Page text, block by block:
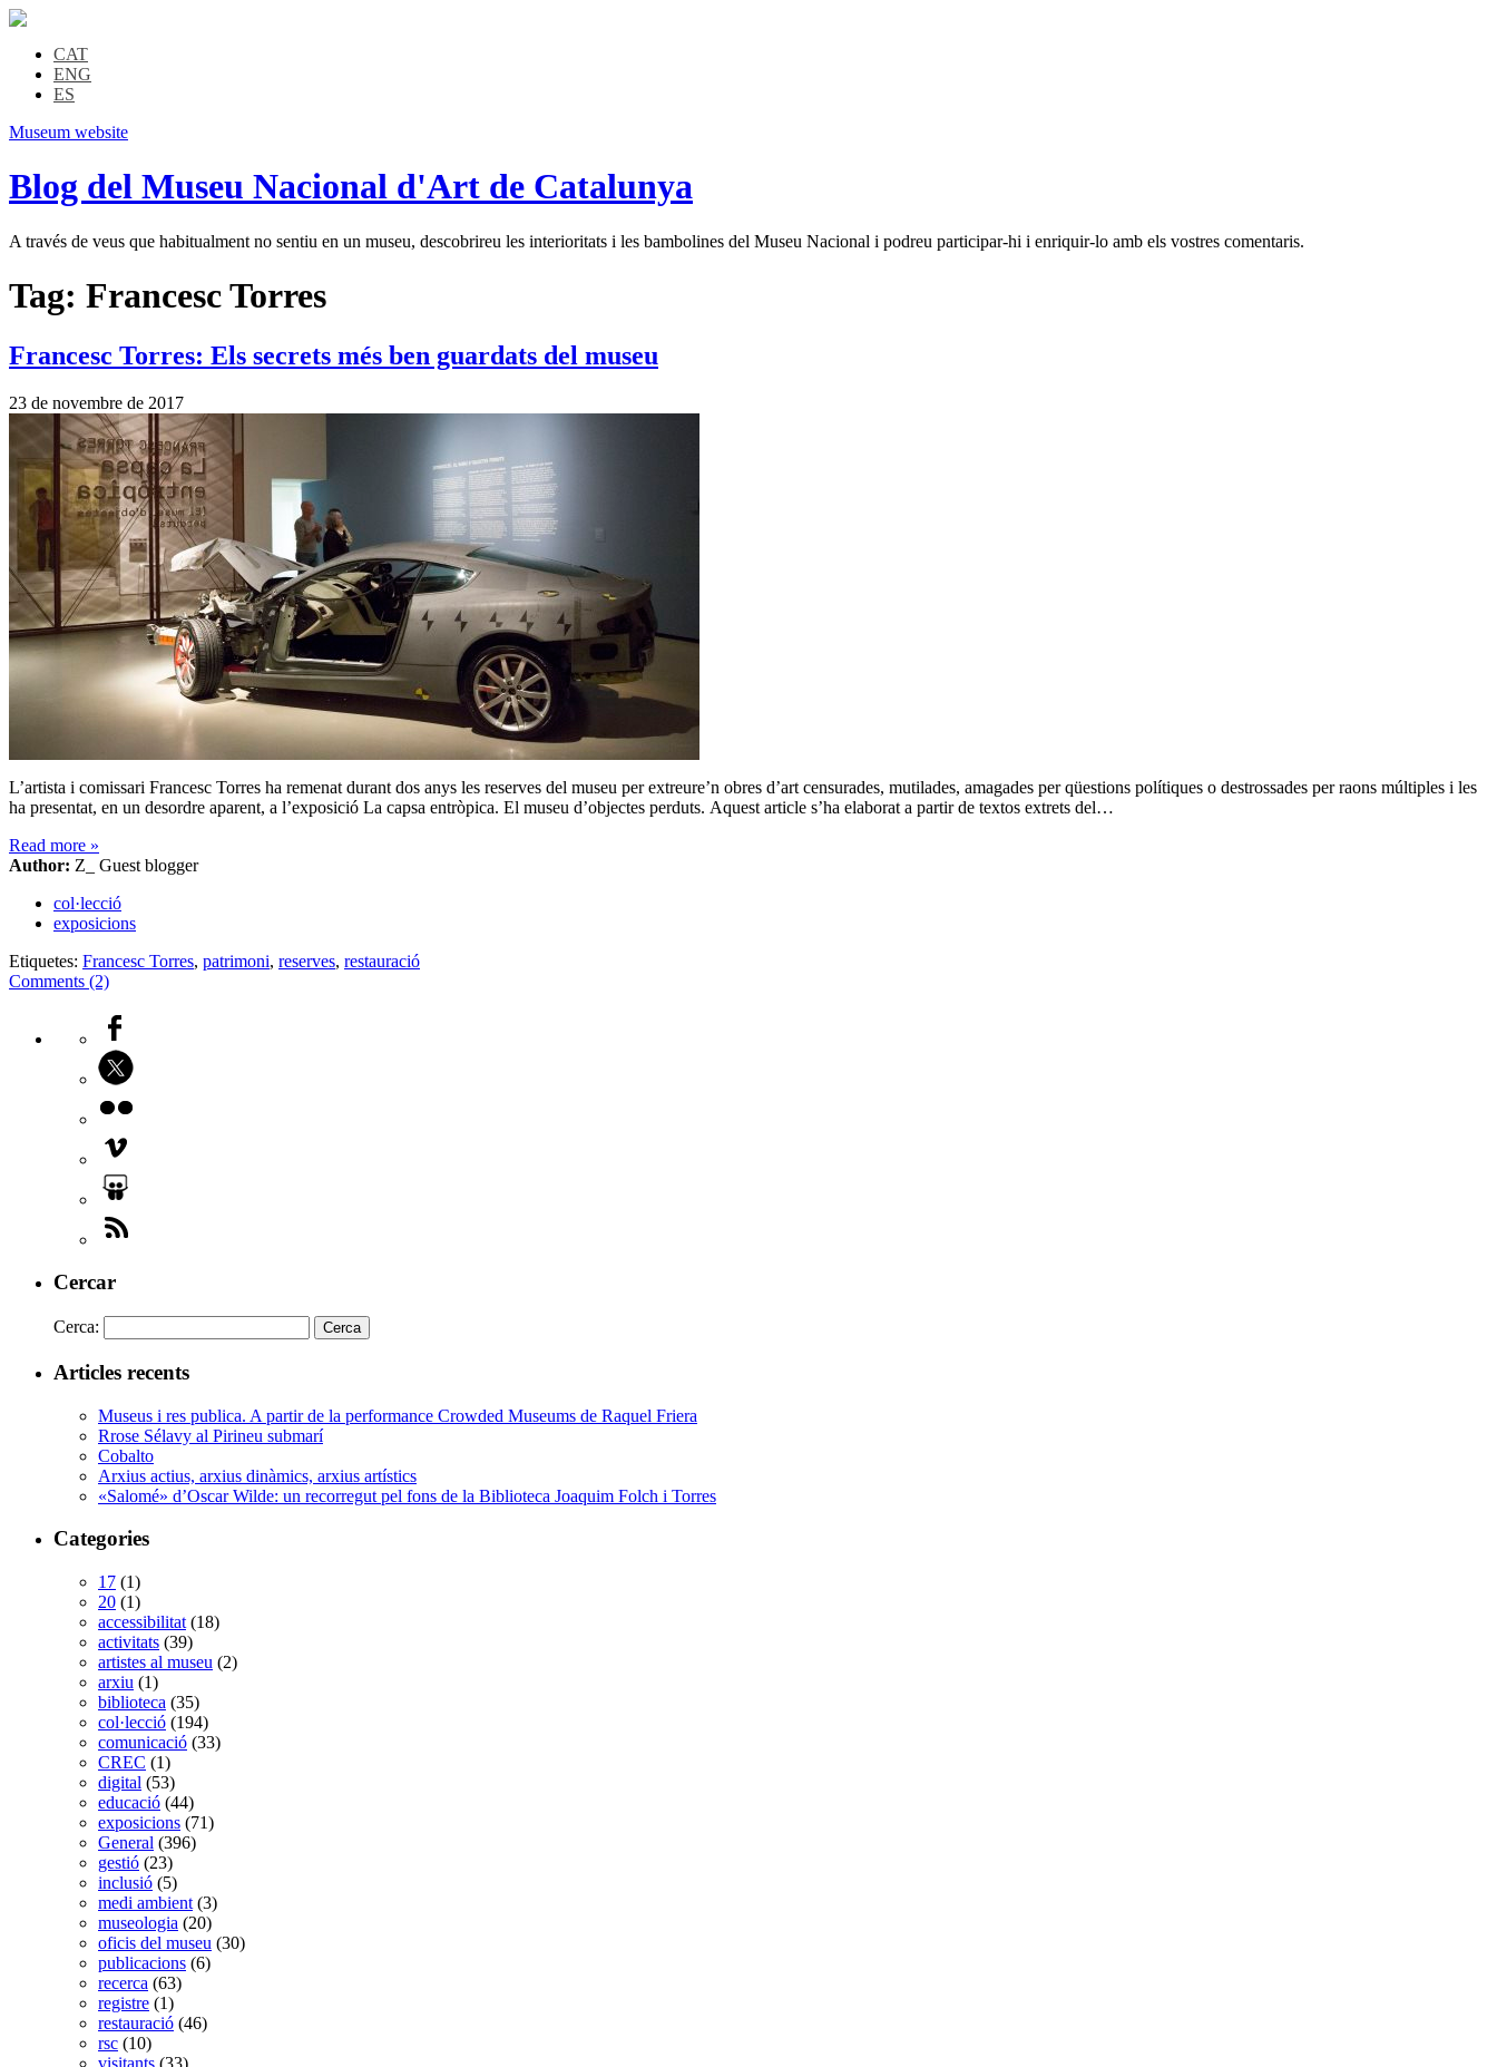
CAT
ENG
ES
Museum website
Blog del Museu Nacional d'Art de Catalunya
A través de veus que habitualment no sentiu en un museu, descobrireu les interioritats i les bambolines del Museu Nacional i podreu participar-hi i enriquir-lo amb els vostres comentaris.
Tag: Francesc Torres
Francesc Torres: Els secrets més ben guardats del museu
23 de novembre de 2017
L’artista i comissari Francesc Torres ha remenat durant dos anys les reserves del museu per extreure’n obres d’art censurades, mutilades, amagades per qüestions polítiques o destrossades per raons múltiples i les
ha presentat, en un desordre aparent, a l’exposició La capsa entròpica. El museu d’objectes perduts. Aquest article s’ha elaborat a partir de textos extrets del…
Read more »
Author: Z_ Guest blogger
col·lecció
exposicions
Etiquetes: Francesc Torres, patrimoni, reserves, restauració
Comments (2)
Cercar
Cerca:
Articles recents
Museus i res publica. A partir de la performance Crowded Museums de Raquel Friera
Rrose Sélavy al Pirineu submarí
Cobalto
Arxius actius, arxius dinàmics, arxius artístics
«Salomé» d’Oscar Wilde: un recorregut pel fons de la Biblioteca Joaquim Folch i Torres
Categories
17 (1)
20 (1)
accessibilitat (18)
activitats (39)
artistes al museu (2)
arxiu (1)
biblioteca (35)
col·lecció (194)
comunicació (33)
CREC (1)
digital (53)
educació (44)
exposicions (71)
General (396)
gestió (23)
inclusió (5)
medi ambient (3)
museologia (20)
oficis del museu (30)
publicacions (6)
recerca (63)
registre (1)
restauració (46)
rsc (10)
visitants (33)